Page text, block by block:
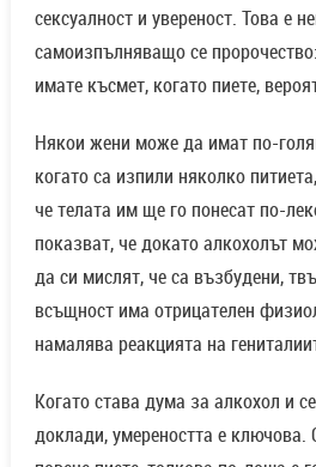
сексуалност и увереност. Това е
самоизпълняващо се
имате късмет, когато пиете,
Някои жени може да имат по-
когато са изпили няколко
че телата им ще го понесат по-
показват, че докато алкохолът
да си мислят, че са възбудени,
всъщност има отрицателен
намалява реакцията на
Когато става дума за алкохол и
доклади, умереността е